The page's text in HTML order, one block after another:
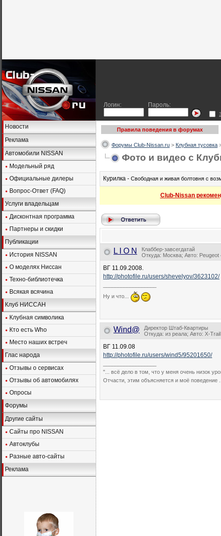
Логин: Пароль:
Новости
Реклама
Автомобили NISSAN
Модельный ряд
Официальные дилеры
Вопрос-Ответ (FAQ)
Услуги владельцам
Дисконтная программа
Партнеры и скидки
Публикации
История NISSAN
О моделях Ниссан
Техно-библиотечка
Всякая всячина
Клуб НИССАН
Клубная символика
Кто есть Who
Место наших встреч
Глас народа
Отзывы о сервисах
Отзывы об автомобилях
Опросы
Форумы
Другие сайты
Сайты про NISSAN
Автоклубы
Разные авто-сайты
Реклама
Правила поведения в форумах
Форумы Club-Nissan.ru > Клубная тусовка
Фото и видео с
Курилка - Свободная и живая болтовня с
Club-Nissan
L I O N
Клаббер-завсегдатай
Откуда: Москва; Авто: Peugeot
ВГ 11.09.2008.
http://photofile.ru/users/shevelyov/3623102/
Ну и что...
Wind@
Директор Штаб-Квартиры
Откуда: из реала; Авто: X-
ВГ 11.09.08
http://photofile.ru/users/wind5/95201650/
"... всё дело в том, что у меня очень низок
Отчасти, этим объясняется и моё поведение .